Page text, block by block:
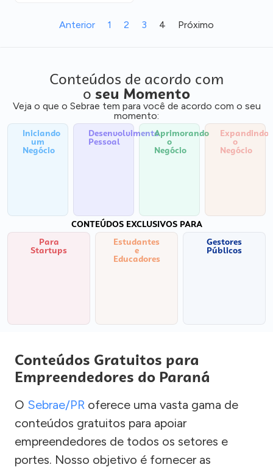
Anterior 1 2 3 4 Próximo
Conteúdos de acordo com
o seu Momento
Veja o que o Sebrae tem para você de acordo com o seu
momento:
Iniciando
um
Negócio
Desenvolvimento
Pessoal
Aprimorando
o
Negócio
Expandindo
o
Negócio
CONTEÚDOS EXCLUSIVOS PARA
Para
Startups
Estudantes
e
Educadores
Gestores
Públicos
Conteúdos Gratuitos para
Empreendedores do Paraná
O Sebrae/PR oferece uma vasta gama de
conteúdos gratuitos para apoiar
empreendedores de todos os setores e
portes. Nosso objetivo é fornecer as